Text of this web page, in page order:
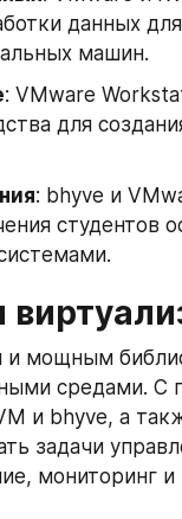
данных
машин.
: VMware
для
: bhyve и
студентов
и мощным
средами.
и bhyve, а
задачи
мониторинг